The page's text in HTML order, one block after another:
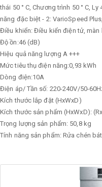
thái 50 ° C, Chương trình 50 ° C,
năng đặc biệt - 2: VarioSpeed
Điều khiển: Điều kiển điện tử, màn
Độ ồn:46 (dB)
Hiệu quả năng lượng A +++
Mức tiêu thụ điện năng:0,93 kWh
Dòng điện:10A
Điện áp/ Tần số: 220-240V/50-
Kích thước lắp đặt (HxWxD)
Kích thước sản phẩm (HxWxD):
Trọng lượng sản phẩm: 50,8 kg
Tính năng sản phẩm: Rửa chén bát